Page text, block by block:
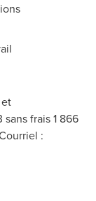
frais 1 866
: